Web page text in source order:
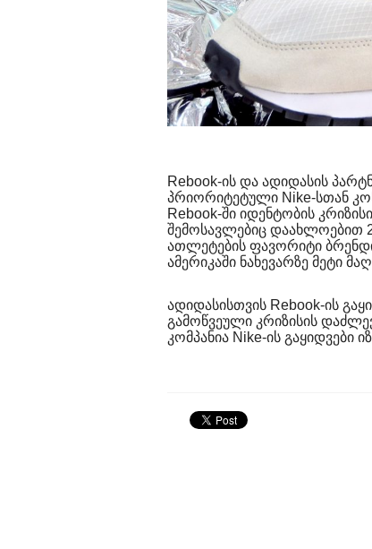
Rebook-ის და ადიდასის
პრიორიტეტული Nike-სთან
Rebook-ში იდენტობის
შემოსავლებიც
ათლეტების ფავორიტი
ამერიკაში ნახევარზე მეტი
ადიდასისთვის Rebook-ის
გამოწვეული კრიზისის
კომპანია Nike-ის გაყიდვები